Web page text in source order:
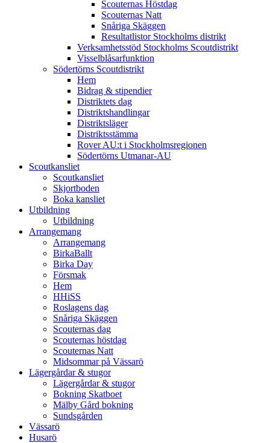
Scouternas Höstdag
Scouternas Natt
Snåriga Skäggen
Resultatlistor Stockholms distrikt
Verksamhetsstöd Stockholms Scoutdistrikt
Visselblåsarfunktion
Södertörns Scoutdistrikt
Hem
Bidrag & stipendier
Distriktets dag
Distriktshandlingar
Distriktsläger
Distriktsstämma
Rover AU:t i Stockholmsregionen
Södertörns Utmanar-AU
Scoutkansliet
Scoutkansliet
Skjortboden
Boka kansliet
Utbildning
Utbildning
Arrangemang
Arrangemang
BirkaBallt
Birka Day
Försmak
Hem
HHiSS
Roslagens dag
Snåriga Skäggen
Scouternas dag
Scouternas höstdag
Scouternas Natt
Midsommar på Vässarö
Lägergårdar & stugor
Lägergårdar & stugor
Bokning Skatboet
Mälby Gård bokning
Sundsgården
Vässarö
Husarö